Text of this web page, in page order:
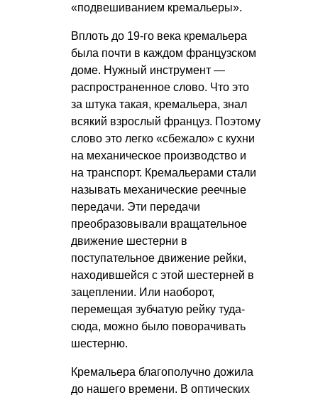
«подвешиванием кремальеры».
Вплоть до 19-го века кремальера
была почти в каждом французском
доме. Нужный инструмент —
распространенное слово. Что это
за штука такая, кремальера, знал
всякий взрослый француз. Поэтому
слово это легко «сбежало» с кухни
на механическое производство и
на транспорт. Кремальерами стали
называть механические реечные
передачи. Эти передачи
преобразовывали вращательное
движение шестерни в
поступательное движение рейки,
находившейся с этой шестерней в
зацеплении. Или наоборот,
перемещая зубчатую рейку туда-
сюда, можно было поворачивать
шестерню.
Кремальера благополучно дожила
до нашего времени. В оптических